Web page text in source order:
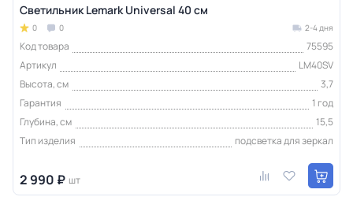
Светильник Lemark Universal 40 см
0 0 2-4 дня
Код товара
75595
Артикул
LM40SV
Высота, см
3,7
Гарантия
1 год
Глубина, см
15,5
Тип изделия
подсветка для зеркал
2 990 ₽ шт